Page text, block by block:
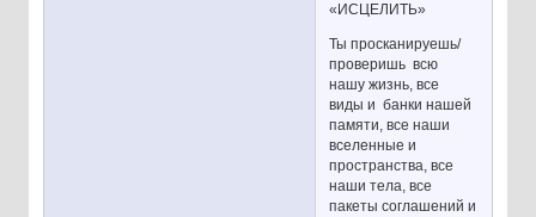
«ИСЦЕЛИТЬ»
Ты просканируешь/
проверишь всю
нашу жизнь, все
виды и банки нашей
памяти, все наши
вселенные и
пространства, все
наши тела, все
пакеты соглашений и